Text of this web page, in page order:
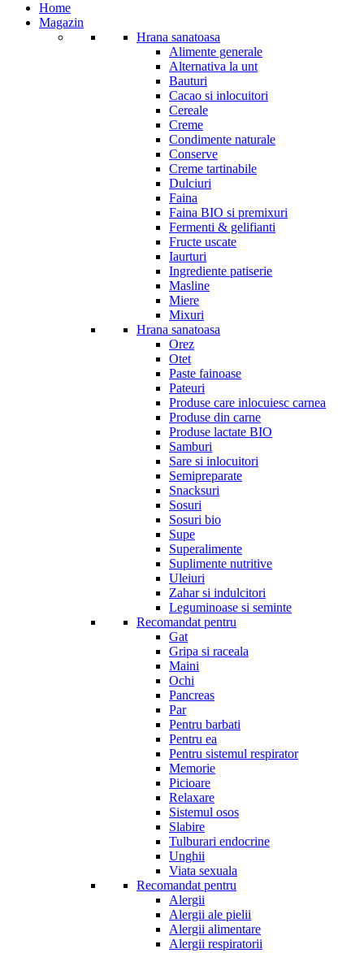
Home
Magazin
Hrana sanatoasa
Alimente generale
Alternativa la unt
Bauturi
Cacao si inlocuitori
Cereale
Creme
Condimente naturale
Conserve
Creme tartinabile
Dulciuri
Faina
Faina BIO si premixuri
Fermenti & gelifianti
Fructe uscate
Iaurturi
Ingrediente patiserie
Masline
Miere
Mixuri
Hrana sanatoasa
Orez
Otet
Paste fainoase
Pateuri
Produse care inlocuiesc carnea
Produse din carne
Produse lactate BIO
Samburi
Sare si inlocuitori
Semipreparate
Snacksuri
Sosuri
Sosuri bio
Supe
Superalimente
Suplimente nutritive
Uleiuri
Zahar si indulcitori
Leguminoase si seminte
Recomandat pentru
Gat
Gripa si raceala
Maini
Ochi
Pancreas
Par
Pentru barbati
Pentru ea
Pentru sistemul respirator
Memorie
Picioare
Relaxare
Sistemul osos
Slabire
Tulburari endocrine
Unghii
Viata sexuala
Recomandat pentru
Alergii
Alergii ale pielii
Alergii alimentare
Alergii respiratorii